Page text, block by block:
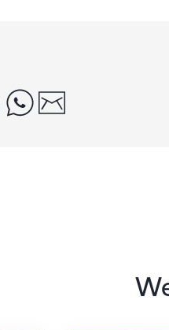
linkedinwhatsapp